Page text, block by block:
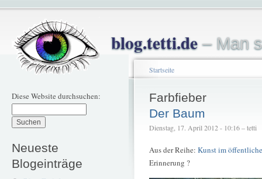
blog.tetti.de– Man
Diese Website durchsuchen:
Neueste
Blogeinträge
Startseite
Farbfieber
Der Baum
Dienstag, 17. April 2012 - 10:16 – tetti
Aus der Reihe: Kunst im
Erinnerung ?